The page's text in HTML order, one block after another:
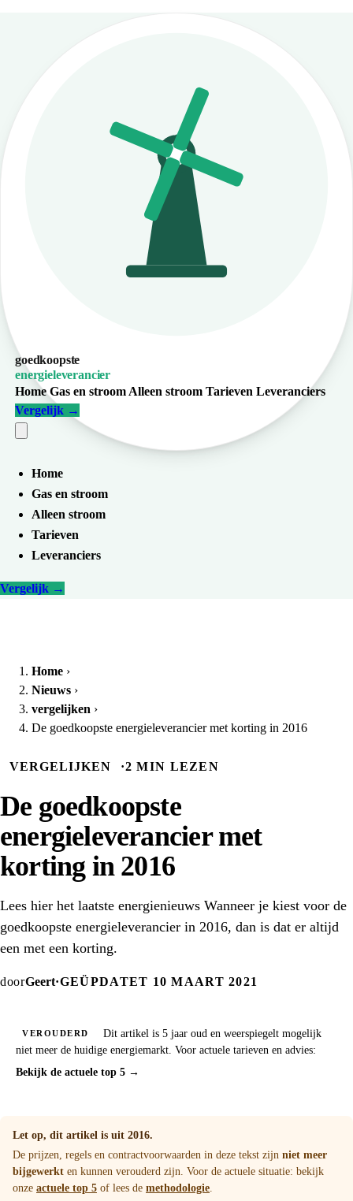
goedkoopste
energieleverancier
HomeGas en stroom Alleen stroom Tarieven Leveranciers
Vergelijk →
Home
Gas en stroom
Alleen stroom
Tarieven
Leveranciers
Vergelijk →
Home ›
Nieuws ›
vergelijken ›
De goedkoopste energieleverancier met korting in 2016
VERGELIJKEN ·2 MIN LEZEN
De goedkoopste
energieleverancier met
korting in 2016
Lees hier het laatste energienieuws Wanneer je kiest voor de
goedkoopste energieleverancier in 2016, dan is dat er altijd
een met een korting.
doorGeert·GEÜPDATET 10 MAART 2021
VEROUDERD
Dit artikel is 5 jaar oud en weerspiegelt mogelijk
niet meer de huidige energiemarkt. Voor actuele tarieven en advies:
Bekijk de actuele top 5 →
Let op, dit artikel is uit 2016.
De prijzen, regels en contractvoorwaarden in deze tekst zijn niet meer
bijgewerkt en kunnen verouderd zijn. Voor de actuele situatie: bekijk
onze actuele top 5 of lees de methodologie.